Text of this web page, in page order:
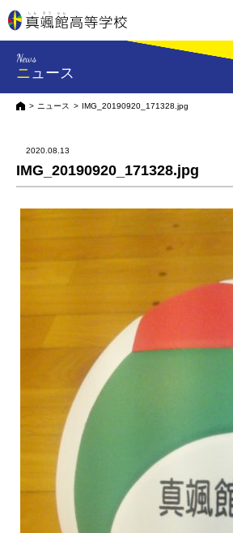
News
ニュース
HOMEニュース IMG_20190920_171328.jpg
2020.08.13
IMG_20190920_171328.jpg